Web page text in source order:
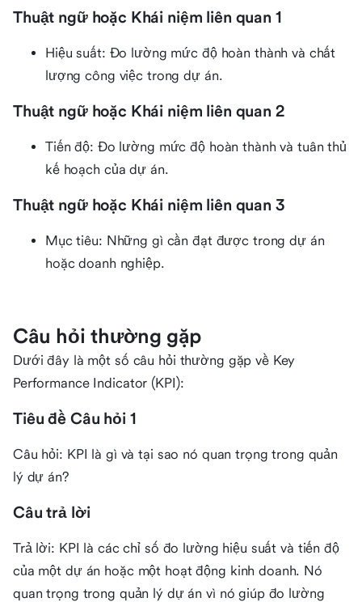
Thuật ngữ hoặc Khái niệm liên quan 1
Hiệu suất: Đo lường mức độ hoàn thành và chất
lượng công việc trong dự án.
Thuật ngữ hoặc Khái niệm liên quan 2
Tiến độ: Đo lường mức độ hoàn thành và tuân thủ
kế hoạch của dự án.
Thuật ngữ hoặc Khái niệm liên quan 3
Mục tiêu: Những gì cần đạt được trong dự án
hoặc doanh nghiệp.
Câu hỏi thường gặp
Dưới đây là một số câu hỏi thường gặp về Key
Performance Indicator (KPI):
Tiêu đề Câu hỏi 1
Câu hỏi: KPI là gì và tại sao nó quan trọng trong quản
lý dự án?
Câu trả lời
Trả lời: KPI là các chỉ số đo lường hiệu suất và tiến độ
của một dự án hoặc một hoạt động kinh doanh. Nó
quan trọng trong quản lý dự án vì nó giúp đo lường